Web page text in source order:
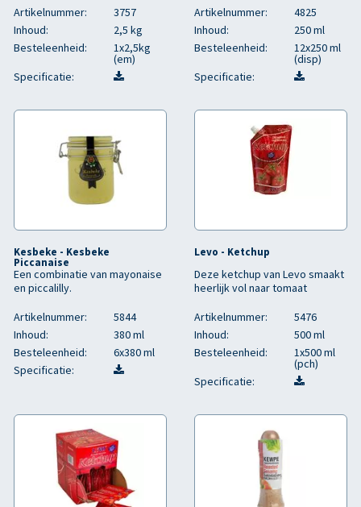
Artikelnummer:
3757
Inhoud:
2,5 kg
Besteleenheid:
1x2,5kg
(em)
Specificatie:
Artikelnummer:
4825
Inhoud:
250 ml
Besteleenheid:
12x250 ml
(disp)
Specificatie:
Kesbeke - Kesbeke
Piccanaise
Een combinatie van mayonaise
en piccalilly.
Artikelnummer:
5844
Inhoud:
380 ml
Besteleenheid:
6x380 ml
Specificatie:
Levo - Ketchup
Deze ketchup van Levo smaakt
heerlijk vol naar tomaat
Artikelnummer:
5476
Inhoud:
500 ml
Besteleenheid:
1x500 ml
(pch)
Specificatie: